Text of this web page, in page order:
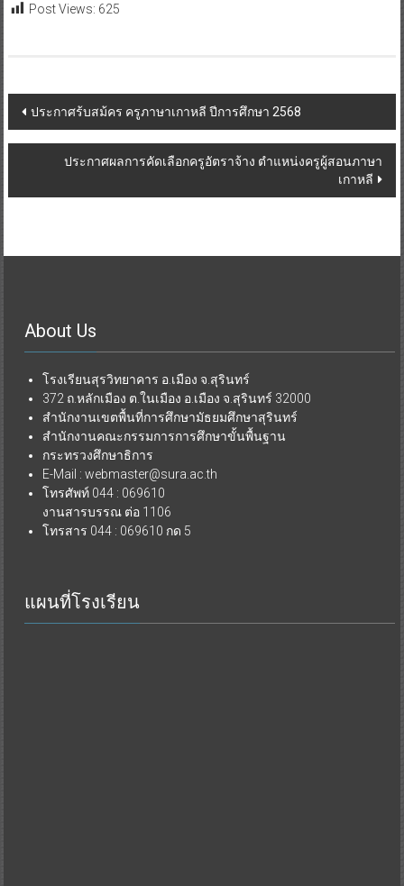
Post Views: 625
ประกาศร้บสม้คร ครูภาษาเกาหลี ปีการศึกษา 2568
ประกาศผลการคัดเลือกครูอัตราจ้าง ตำแหน่งครูผู้สอนภาษา
เกาหลี
About Us
โรงเรียนสุรวิทยาคาร อ.เมือง จ.สุรินทร์
372 ถ.หลักเมือง ต.ในเมือง อ.เมือง จ.สุรินทร์ 32000
สำนักงานเขตพื้นที่การศึกษามัธยมศึกษาสุรินทร์
สำนักงานคณะกรรมการการศึกษาขั้นพื้นฐาน
กระทรวงศึกษาธิการ
E-Mail : webmaster@sura.ac.th
โทรศัพท์ 044 : 069610
งานสารบรรณ ต่อ 1106
โทรสาร 044 : 069610 กด 5
แผนที่โรงเรียน